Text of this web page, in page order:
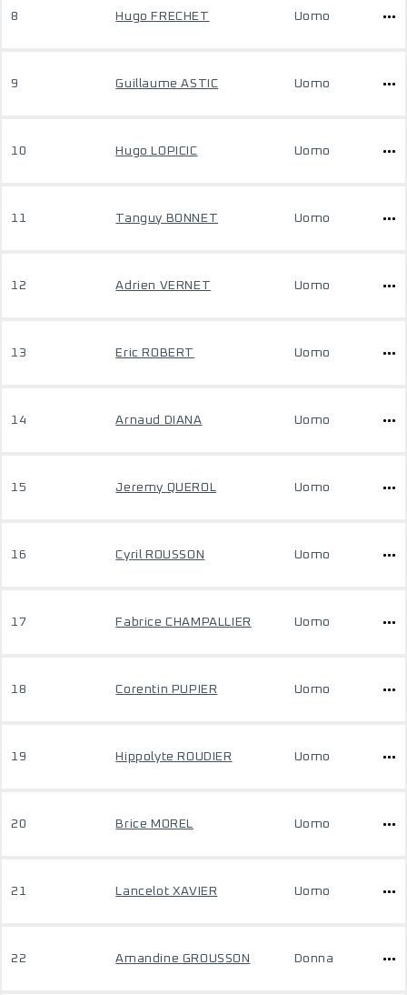
8 Hugo FRECHET Uomo
9 Guillaume ASTIC Uomo
10 Hugo LOPICIC Uomo
11 Tanguy BONNET Uomo
12 Adrien VERNET Uomo
13 Eric ROBERT Uomo
14 Arnaud DIANA Uomo
15 Jeremy QUEROL Uomo
16 Cyril ROUSSON Uomo
17 Fabrice CHAMPALLIER Uomo
18 Corentin PUPIER Uomo
19 Hippolyte ROUDIER Uomo
20 Brice MOREL Uomo
21 Lancelot XAVIER Uomo
22 Amandine GROUSSON Donna